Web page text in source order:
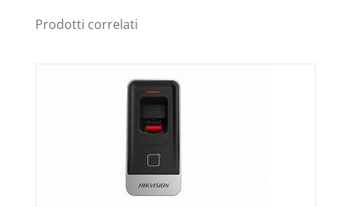
Prodotti correlati